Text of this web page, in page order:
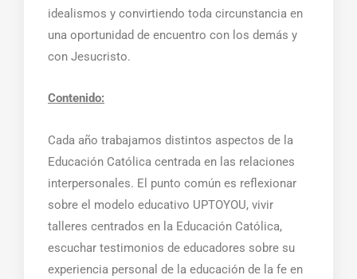
idealismos y convirtiendo toda circunstancia en
una oportunidad de encuentro con los demás y
con Jesucristo.
Contenido:
Cada año trabajamos distintos aspectos de la
Educación Católica centrada en las relaciones
interpersonales. El punto común es reflexionar
sobre el modelo educativo UPTOYOU, vivir
talleres centrados en la Educación Católica,
escuchar testimonios de educadores sobre su
experiencia personal de la educación de la fe en